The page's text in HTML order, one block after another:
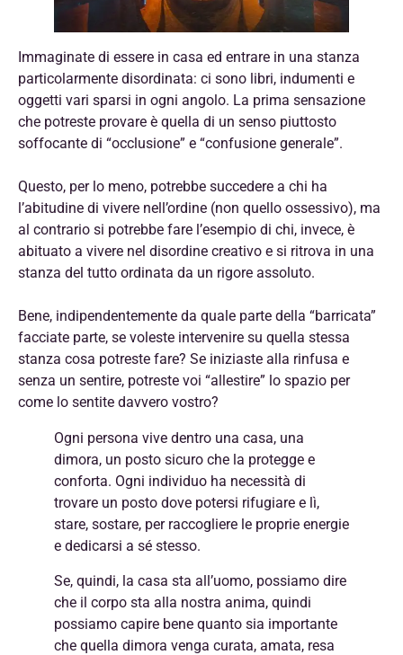
Immaginate di essere in casa ed entrare in una stanza
particolarmente disordinata: ci sono libri, indumenti e
oggetti vari sparsi in ogni angolo. La prima sensazione
che potreste provare è quella di un senso piuttosto
soffocante di “occlusione” e “confusione generale”.
Questo, per lo meno, potrebbe succedere a chi ha
l’abitudine di vivere nell’ordine (non quello ossessivo), ma
al contrario si potrebbe fare l’esempio di chi, invece, è
abituato a vivere nel disordine creativo e si ritrova in una
stanza del tutto ordinata da un rigore assoluto.
Bene, indipendentemente da quale parte della “barricata”
facciate parte, se voleste intervenire su quella stessa
stanza cosa potreste fare? Se iniziaste alla rinfusa e
senza un sentire, potreste voi “allestire” lo spazio per
come lo sentite davvero vostro?
Ogni persona vive dentro una casa, una
dimora, un posto sicuro che la protegge e
conforta. Ogni individuo ha necessità di
trovare un posto dove potersi rifugiare e lì,
stare, sostare, per raccogliere le proprie energie
e dedicarsi a sé stesso.
Se, quindi, la casa sta all’uomo, possiamo dire
che il corpo sta alla nostra anima, quindi
possiamo capire bene quanto sia importante
che quella dimora venga curata, amata, resa